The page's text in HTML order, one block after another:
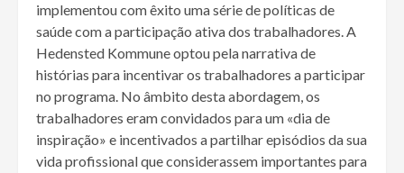
implementou com êxito uma série de políticas de
saúde com a participação ativa dos trabalhadores. A
Hedensted Kommune optou pela narrativa de
histórias para incentivar os trabalhadores a participar
no programa. No âmbito desta abordagem, os
trabalhadores eram convidados para um «dia de
inspiração» e incentivados a partilhar episódios da sua
vida profissional que considerassem importantes para